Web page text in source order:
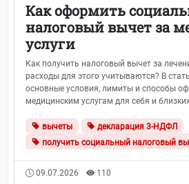
Как оформить
налоговый вычет за
услуги
Как получить налоговый вычет за
расходы для этого учитываются? В
основные условия, лимиты и способы
медицинским услугам для себя и
вычеты
декларация 3-НДФЛ
получить социальный налоговый
09.07.2026 110